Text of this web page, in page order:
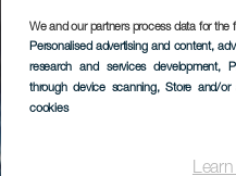
We and our partners process data for the
Personalised advertising and content,
research and services development,
through device scanning, Store and/or
cookies